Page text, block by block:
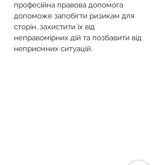
професійна правова допомога
допоможе запобігти ризикам для
сторін, захистити їх від
неправомірних дій та позбавити від
неприємних ситуацій.